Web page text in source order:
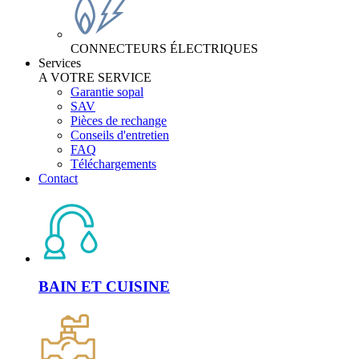
CONNECTEURS ÉLECTRIQUES
Services
A VOTRE SERVICE
Garantie sopal
SAV
Pièces de rechange
Conseils d'entretien
FAQ
Téléchargements
Contact
BAIN ET CUISINE